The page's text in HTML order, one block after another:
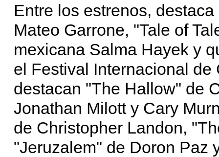
Entre los estrenos,
Mateo Garrone, "Tale of
mexicana Salma Hayek y
el Festival Internacional
destacan "The Hallow" de
Jonathan Milott y Cary
de Christopher Landon,
"Jeruzalem" de Doron Paz